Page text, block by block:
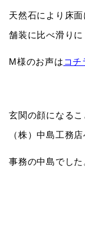
天然石により床
舗装に比べ滑り
M様のお声は コチ
玄関の顔になる
（株）中島工務店
事務の中島でした